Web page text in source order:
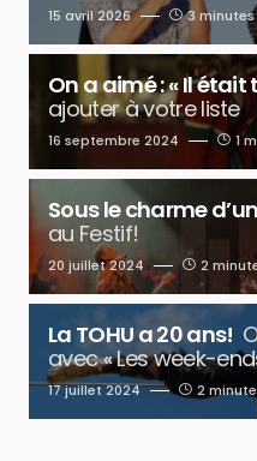
15 avril 2026 3
On a aimé : « Il était
ajouter à votre liste
16 septembre 2024 1
Sous le charme
au Festif!
20 juillet 2024 2
La TOHU a 20 ans!
avec « Les week-
17 juillet 2024 2